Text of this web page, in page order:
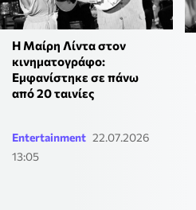
Η Μαίρη Λίντα στον
κινηματογράφο:
Εμφανίστηκε σε πάνω
από 20 ταινίες
Entertainment 22.07.2026
13:05